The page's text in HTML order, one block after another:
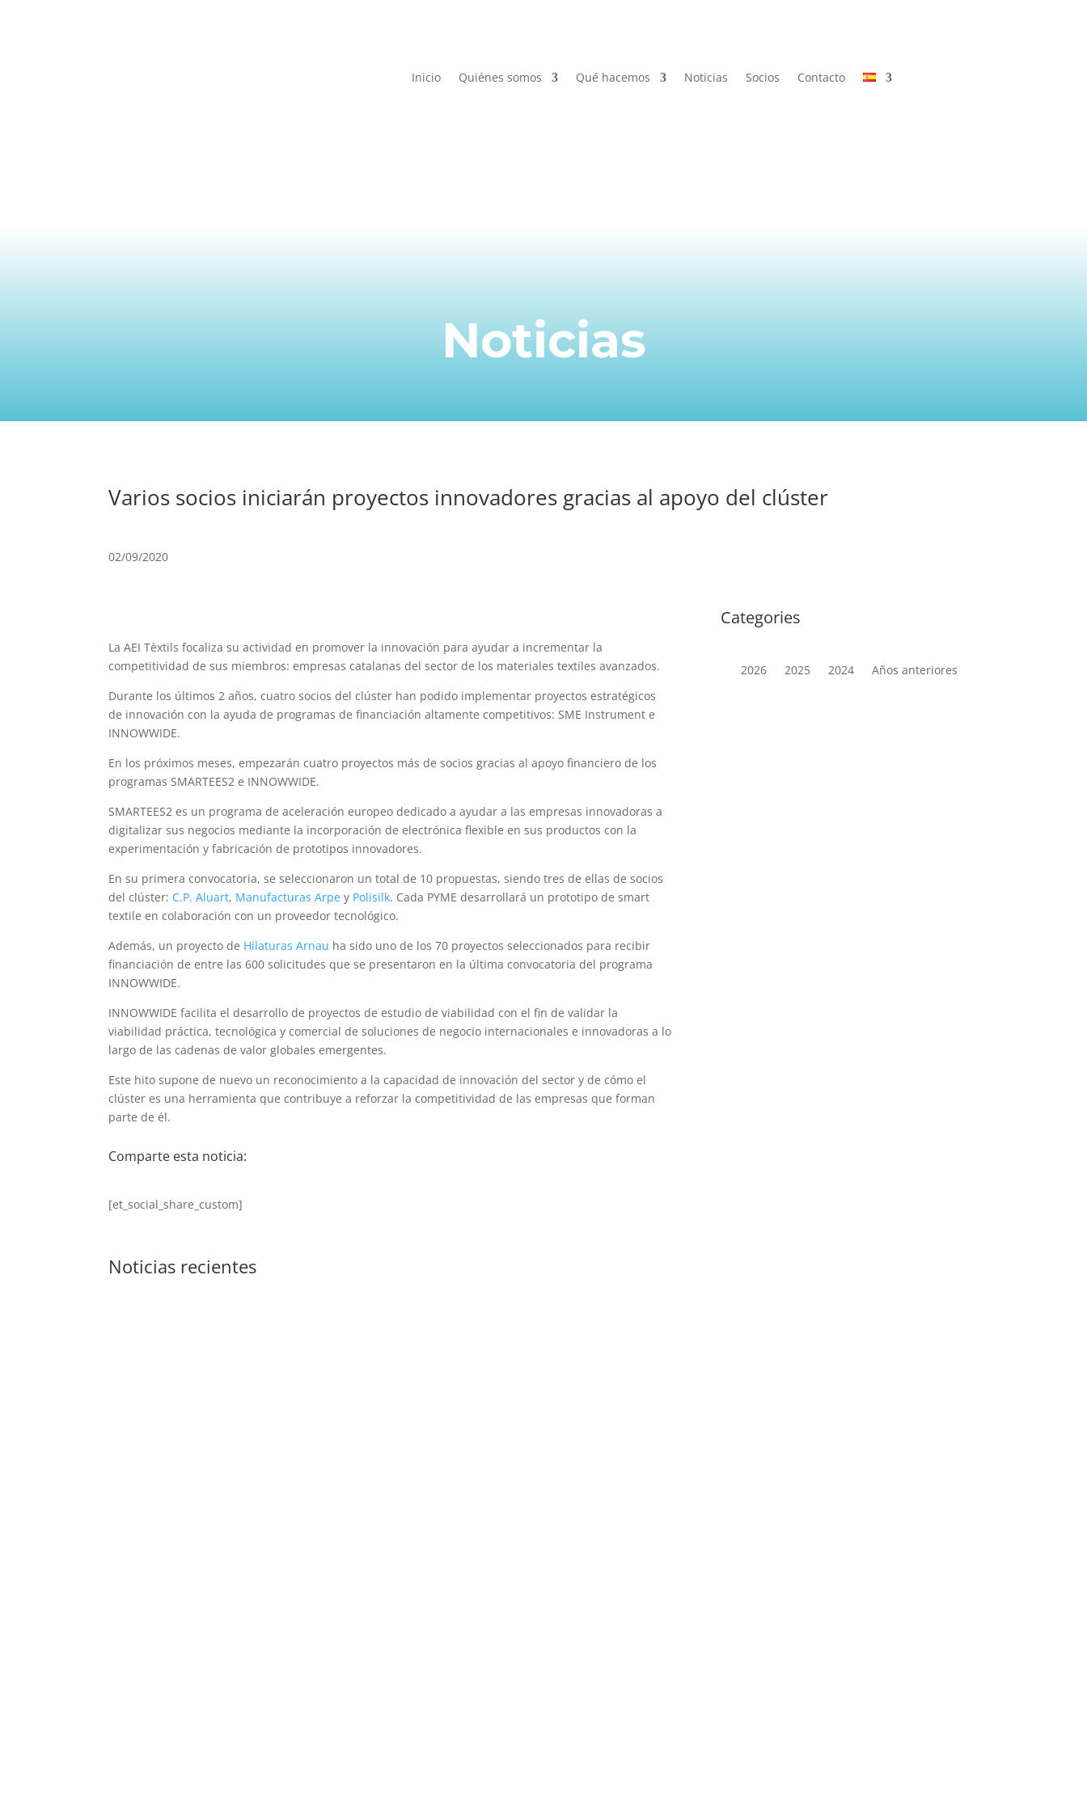
Inicio Quiénes somos Qué hacemos Noticias Socios Contacto
Noticias
Varios socios iniciarán proyectos innovadores gracias al apoyo del clúster
02/09/2020
La AEI Tèxtils focaliza su actividad en promover la innovación para ayudar a incrementar la
competitividad de sus miembros: empresas catalanas del sector de los materiales textiles avanzados.
Durante los últimos 2 años, cuatro socios del clúster han podido implementar proyectos estratégicos
de innovación con la ayuda de programas de financiación altamente competitivos: SME Instrument e
INNOWWIDE.
En los próximos meses, empezarán cuatro proyectos más de socios gracias al apoyo financiero de los
programas SMARTEES2 e INNOWWIDE.
SMARTEES2 es un programa de aceleración europeo dedicado a ayudar a las empresas innovadoras a
digitalizar sus negocios mediante la incorporación de electrónica flexible en sus productos con la
experimentación y fabricación de prototipos innovadores.
En su primera convocatoria, se seleccionaron un total de 10 propuestas, siendo tres de ellas de socios
del clúster: C.P. Aluart, Manufacturas Arpe y Polisilk. Cada PYME desarrollará un prototipo de smart
textile en colaboración con un proveedor tecnológico.
Además, un proyecto de Hilaturas Arnau ha sido uno de los 70 proyectos seleccionados para recibir
financiación de entre las 600 solicitudes que se presentaron en la última convocatoria del programa
INNOWWIDE.
INNOWWIDE facilita el desarrollo de proyectos de estudio de viabilidad con el fin de validar la
viabilidad práctica, tecnológica y comercial de soluciones de negocio internacionales e innovadoras a lo
largo de las cadenas de valor globales emergentes.
Este hito supone de nuevo un reconocimiento a la capacidad de innovación del sector y de cómo el
clúster es una herramienta que contribuye a reforzar la competitividad de las empresas que forman
parte de él.
Comparte esta noticia:
[et_social_share_custom]
Categories
2026 2025 2024 Años anteriores
Noticias recientes